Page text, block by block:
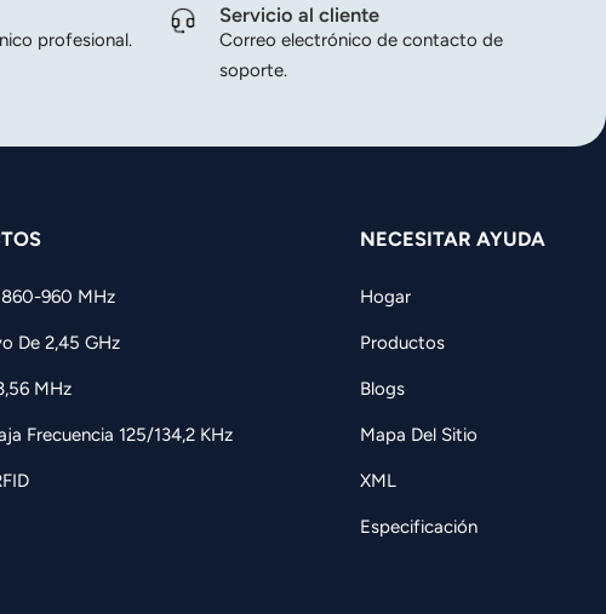
profesional.
Servicio al cliente
Correo electrónico de contacto de
soporte.
860-960 MHz
De 2,45 GHz
MHz
Frecuencia 125/134,2 KHz
NECESITAR AYUDA
Hogar
Productos
Blogs
Mapa Del Sitio
XML
Especificación